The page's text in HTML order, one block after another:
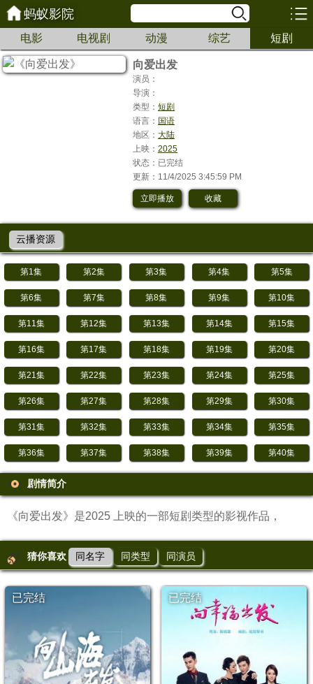
蚂蚁影院
电影 电视剧 动漫 综艺 短剧
向爱出发
演员：
导演：
类型：短剧
语言： 国语
地区：大陆
上映：2025
状态：已完结
更新：11/4/2025 3:45:59 PM
立即播放 收藏
云播资源
第1集 第2集 第3集 第4集 第5集
第6集 第7集 第8集 第9集 第10集
第11集 第12集 第13集 第14集 第15集
第16集 第17集 第18集 第19集 第20集
第21集 第22集 第23集 第24集 第25集
第26集 第27集 第28集 第29集 第30集
第31集 第32集 第33集 第34集 第35集
第36集 第37集 第38集 第39集 第40集
第41集
剧情简介
《向爱出发》是2025 上映的一部短剧类型的影视作品，
猜你喜欢 同名字 同类型 同演员
已完结 已完结